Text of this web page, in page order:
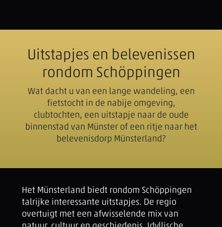
Uitstapjes en belevenissen
rondom Schöppingen
Wat dacht u van een lange wandeling, een
fietstocht in de nabije omgeving,
clubtochten, een uitstapje naar de oude
binnenstad van Münster of een ritje naar het
belevenisdorp Münsterland?
Het Münsterland biedt rondom Schöppingen
talrijke interessante uitstapjes. De regio
overtuigt met een afwisselende mix van